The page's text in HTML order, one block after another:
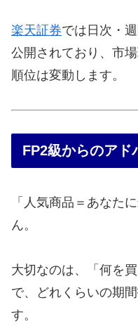
楽天証券では日次・
公開されており、市
順位は変動します。
FP2級からのアド
「人気商品＝あなた
ん。
大切なのは、「何を
で、どれくらいの期
す。